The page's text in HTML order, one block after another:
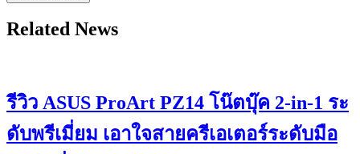
Related News
รีวิว ASUS ProArt PZ14 โน๊ตบุ๊ค 2-in-1 ระ
ดับพรีเมี่ยม เอาใจสายครีเอเตอร์ระดับมือ